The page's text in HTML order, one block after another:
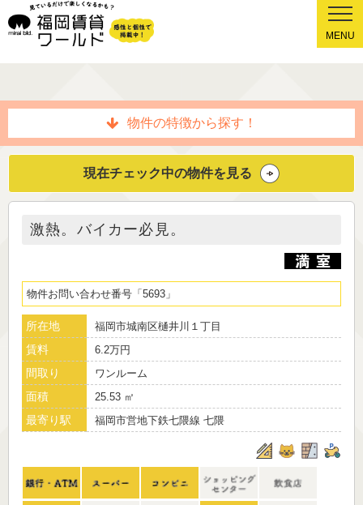
MENU
物件の特徴から探す！
現在チェック中の物件を見る
激熱。バイカー必見。
物件お問い合わせ番号 5693
所在地 福岡市城南区樋井川１丁目
賃料 6.2万円
間取り ワンルーム
面積 25.53 ㎡
最寄り駅 福岡市営地下鉄七隈線 七隈